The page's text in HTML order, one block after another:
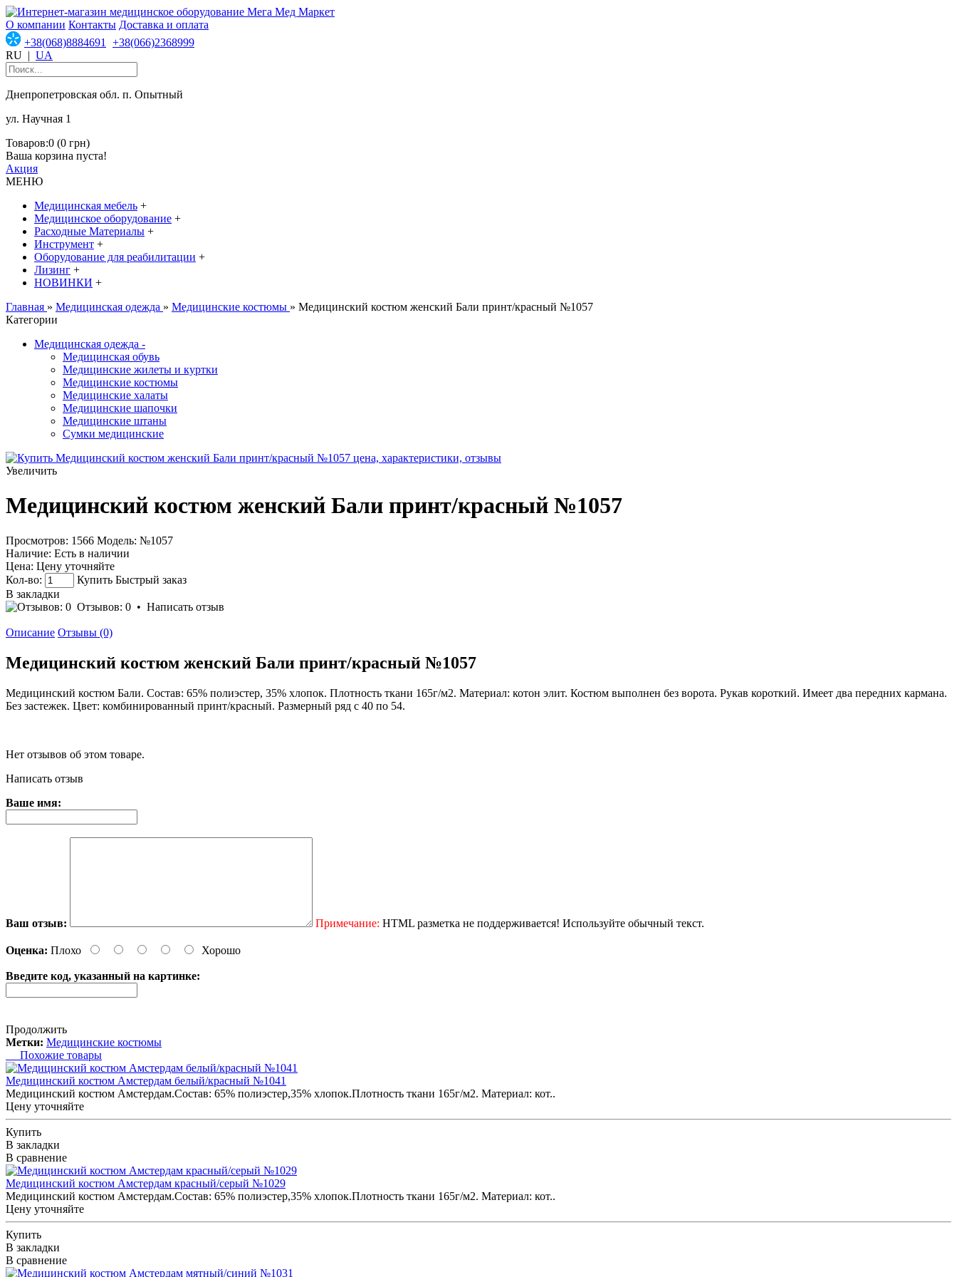
О компании Контакты Доставка и оплата
+38(068)8884691
+38(066)2368999
RU | UA
Днепропетровская обл. п. Опытный
ул. Научная 1
Товаров:0 (0 грн)
Ваша корзина пуста!
Акция
МЕНЮ
Медицинская мебель +
Медицинское оборудование +
Расходные Материалы +
Инструмент +
Оборудование для реабилитации +
Лизинг +
НОВИНКИ +
Главная » Медицинская одежда » Медицинские костюмы » Медицинский костюм женский Бали принт/красный №1057
Категории
Медицинская одежда -
Медицинская обувь
Медицинские жилеты и куртки
Медицинские костюмы
Медицинские халаты
Медицинские шапочки
Медицинские штаны
Сумки медицинские
Увеличить
Медицинский костюм женский Бали принт/красный №1057
Просмотров: 1566 Модель: №1057
Наличие: Есть в наличии
Цена: Цену уточняйте
Кол-во:
Купить Быстрый заказ
В закладки
Отзывов: 0 • Написать отзыв
Описание Отзывы (0)
Медицинский костюм женский Бали принт/красный №1057
Медицинский костюм Бали. Состав: 65% полиэстер, 35% хлопок. Плотность ткани 165г/м2. Материал: котон элит. Костюм выполнен без ворота. Рукав короткий. Имеет два передних кармана.
Без застежек. Цвет: комбинированный принт/красный. Размерный ряд с 40 по 54.
Нет отзывов об этом товаре.
Написать отзыв
Ваше имя:
Ваш отзыв: Примечание: HTML разметка не поддерживается! Используйте обычный текст.
Оценка: Плохо Хорошо
Введите код, указанный на картинке:
Продолжить
Метки: Медицинские костюмы
Похожие товары
Медицинский костюм Амстердам белый/красный №1041
Медицинский костюм Амстердам.Состав: 65% полиэстер,35% хлопок.Плотность ткани 165г/м2. Материал: кот..
Цену уточняйте
Купить
В закладки
В сравнение
Медицинский костюм Амстердам красный/серый №1029
Медицинский костюм Амстердам.Состав: 65% полиэстер,35% хлопок.Плотность ткани 165г/м2. Материал: кот..
Цену уточняйте
Купить
В закладки
В сравнение